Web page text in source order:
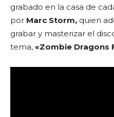
grabado en la casa de
por Marc Storm, quien
grabar y masterizar el
tema, «Zombie Dragons